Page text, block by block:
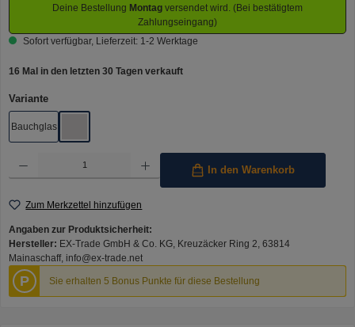
Deine Bestellung Montag versendet wird. (Bei bestätigtem
Zahlungseingang)
Sofort verfügbar, Lieferzeit: 1-2 Werktage
16 Mal in den letzten 30 Tagen verkauft
Varianteauswählen
Bauchglas
Produkt Anzahl: Gib den gewünschten Wert ein oder benutze die Schaltflächen um die
In den Warenkorb
Zum Merkzettel hinzufügen
Angaben zur Produktsicherheit:
Hersteller: EX-Trade GmbH & Co. KG, Kreuzäcker Ring 2, 63814
Mainaschaff, info@ex-trade.net
P Sie erhalten 5 Bonus Punkte für diese Bestellung